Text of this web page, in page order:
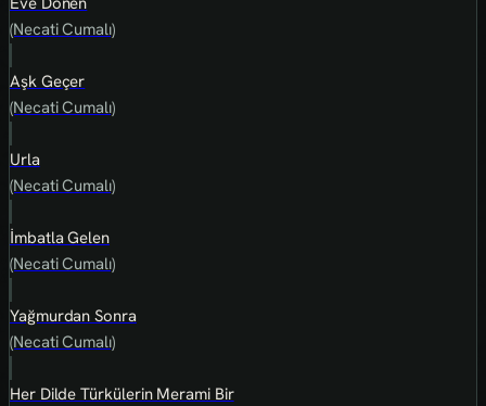
(Necati Cumalı)
Aşk Geçer
(Necati Cumalı)
Urla
(Necati Cumalı)
İmbatla Gelen
(Necati Cumalı)
Yağmurdan Sonra
(Necati Cumalı)
Her Dilde Türkülerin Merami Bir